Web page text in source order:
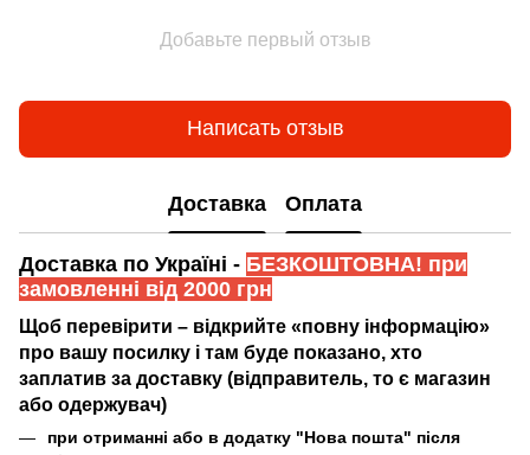
Добавьте первый отзыв
Написать отзыв
Доставка Оплата
Доставка по Україні - БЕЗКОШТОВНА! при
замовленні від 2000 грн
Щоб перевірити – відкрийте «повну інформацію»
про вашу посилку і там буде показано, хто
заплатив за доставку (відправитель, то є магазин
або одержувач)
при отриманні або в додатку "Нова пошта" після